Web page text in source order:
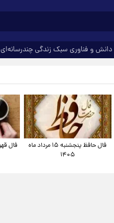
دانش و فناوری سبک زندگیچندرسانه‌ای
فال حافظ پنجشنبه ۱۵ مرداد ماه
۱۴۰۵